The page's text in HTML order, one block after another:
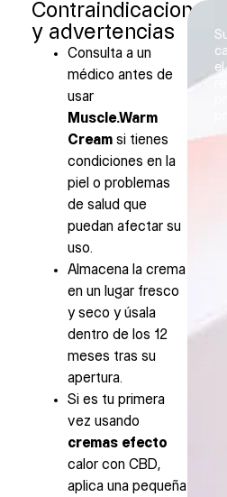
Contraindicaciones
y advertencias
Consulta a un
médico antes de
usar
Muscle.Warm
Cream si tienes
condiciones en la
piel o problemas
de salud que
puedan afectar su
uso.
Almacena la crema
en un lugar fresco
y seco y úsala
dentro de los 12
meses tras su
apertura.
Si es tu primera
vez usando
cremas efecto
calor con CBD,
aplica una pequeña
el